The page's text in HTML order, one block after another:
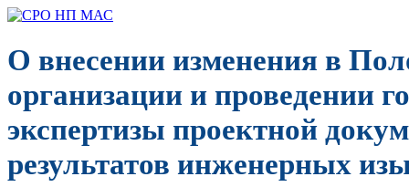
О внесении изменения в
организации и проведении
экспертизы проектной
результатов инженерных